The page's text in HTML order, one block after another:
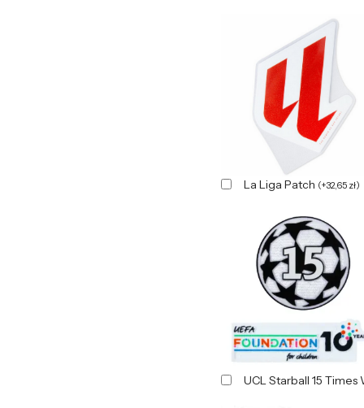
La Liga Patch (+32,65 zł)
UCL Starball 15